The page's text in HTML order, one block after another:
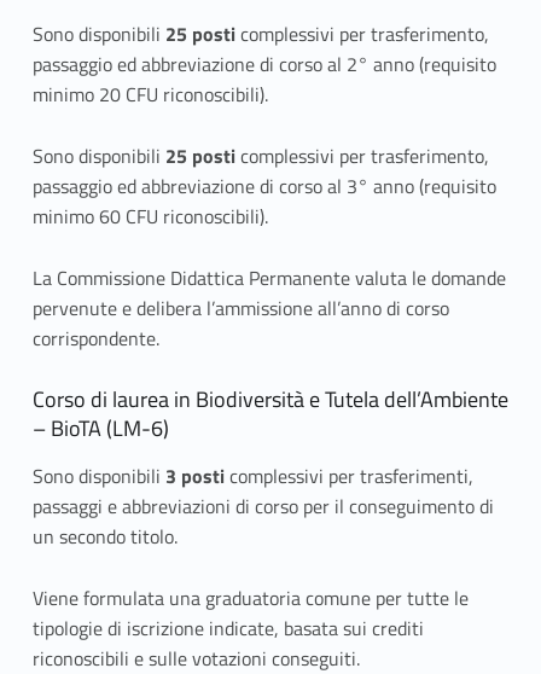
Sono disponibili 25 posticomplessivi per trasferimento,
passaggio ed abbreviazione di corso al 2° anno (requisito
minimo 20 CFU riconoscibili).
Sono disponibili 25 posticomplessivi per trasferimento,
passaggio ed abbreviazione di corso al 3° anno (requisito
minimo 60 CFU riconoscibili).
La Commissione Didattica Permanente valuta le domande
pervenute e delibera l’ammissione all’anno di corso
corrispondente.
Corso di laurea in Biodiversità e Tutela dell’Ambiente
– BioTA (LM-6)
Sono disponibili 3 posticomplessivi per trasferimenti,
passaggi e abbreviazioni di corso per il conseguimento di
un secondo titolo.
Viene formulata una graduatoria comune per tutte le
tipologie di iscrizione indicate, basata sui crediti
riconoscibili e sulle votazioni conseguiti.